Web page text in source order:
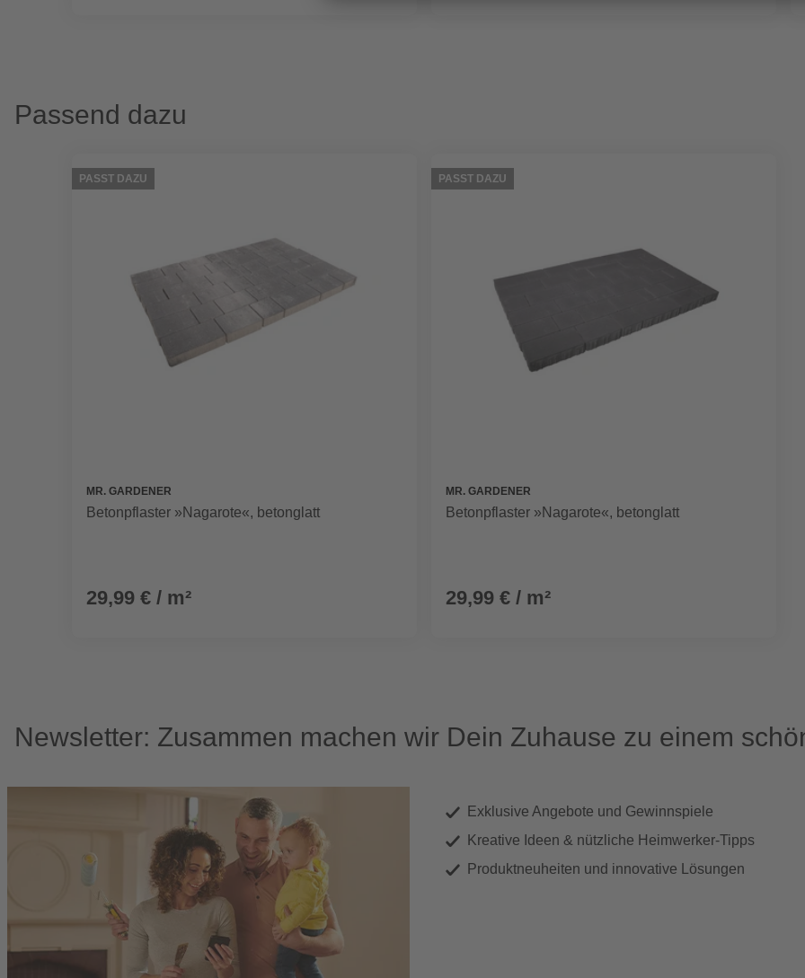
Passend dazu
PASST DAZU
MR. GARDENER
Betonpflaster »Nagarote«, betonglatt
29,99 € / m²
PASST DAZU
MR. GARDENER
Betonpflaster »Nagarote«, betonglatt
29,99 € / m²
Newsletter: Zusammen machen wir Dein Zuhause zu einem
Exklusive Angebote und Gewinnspiele
Kreative Ideen & nützliche Heimwerker-Tipps
Produktneuheiten und innovative Lösungen